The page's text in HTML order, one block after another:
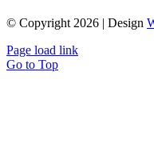
© Copyright 2026 | Design
Page load link
Go to Top